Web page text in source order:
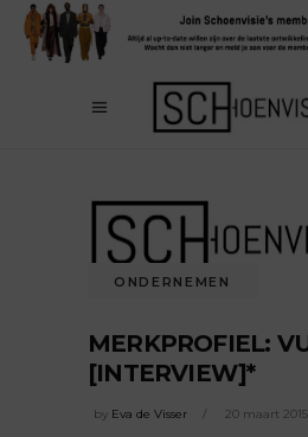
ONDERNEMEN
MERKPROFIEL:
[INTERVIEW]*
by Eva de Visser 20 maart 2015